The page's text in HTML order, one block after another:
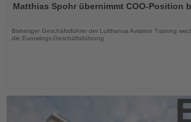
dieMatthias Spohr übernimmt COO-Position
Bisheriger Geschäftsführer der Lufthansa Aviation Training
die Eurowings-Geschäftsführung